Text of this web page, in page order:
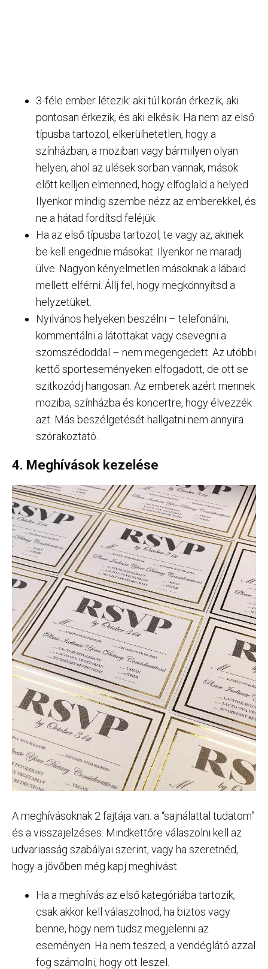
3-féle ember létezik: aki túl korán érkezik, aki
pontosan érkezik, és aki elkésik. Ha nem az első
típusba tartozol, elkerülhetetlen, hogy a
színházban, a moziban vagy bármilyen olyan
helyen, ahol az ülések sorban vannak, mások
előtt kelljen elmenned, hogy elfoglald a helyed.
Ilyenkor mindig szembe nézz az emberekkel, és
ne a hátad fordítsd feléjük.
Ha az első típusba tartozol, te vagy az, akinek
be kell engednie másokat. Ilyenkor ne maradj
ülve. Nagyon kényelmetlen másoknak a lábaid
mellett elférni. Állj fel, hogy megkönnyítsd a
helyzetüket.
Nyilvános helyeken beszélni – telefonálni,
kommentálni a látottakat vagy csevegni a
szomszédoddal – nem megengedett. Az utóbbi
kettő sporteseményeken elfogadott, de ott se
szitkozódj hangosan. Az emberek azért mennek
moziba, színházba és koncertre, hogy élvezzék
azt. Más beszélgetését hallgatni nem annyira
szórakoztató.
4. Meghívások kezelése
A meghívásoknak 2 fajtája van: a “sajnálattal tudatom”
és a visszajelzéses. Mindkettőre válaszolni kell az
udvariasság szabályai szerint, vagy ha szeretnéd,
hogy a jövőben még kapj meghívást.
Ha a meghívás az első kategóriába tartozik,
csak akkor kell válaszolnod, ha biztos vagy
benne, hogy nem tudsz megjelenni az
eseményen. Ha nem teszed, a vendéglátó azzal
fog számolni, hogy ott leszel.